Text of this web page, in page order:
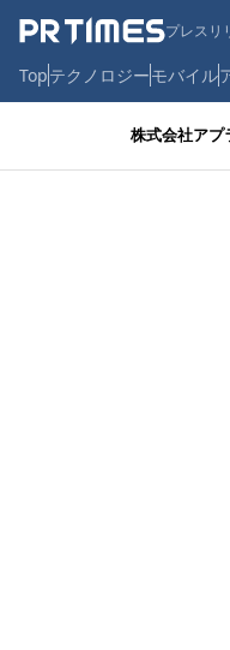
プレスリ
Topテクノロジーモバイル
株式会社アプ